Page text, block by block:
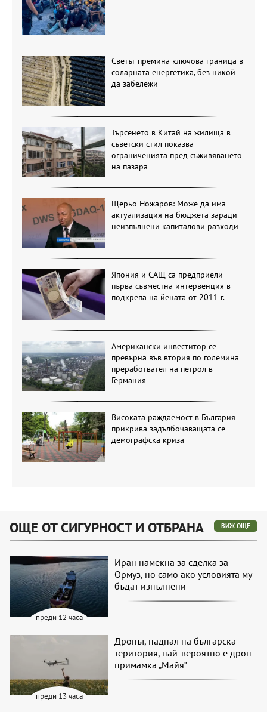
Светът премина ключова граница в
соларната енергетика, без никой
да забележи
Търсенето в Китай на жилища в
съветски стил показва
ограниченията пред съживяването
на пазара
Щерьо Ножаров: Може да има
актуализация на бюджета заради
неизпълнени капиталови разходи
Япония и САЩ са предприели
първа съвместна интервенция в
подкрепа на йената от 2011 г.
Американски инвеститор се
превърна във втория по големина
преработвател на петрол в
Германия
Високата раждаемост в България
прикрива задълбочаващата се
демографска криза
ОЩЕ ОТ СИГУРНОСТ И ОТБРАНА ВИЖ ОЩЕ
преди 12 часа
Иран намекна за сделка за
Ормуз, но само ако условията му
бъдат изпълнени
преди 13 часа
Дронът, паднал на българска
територия, най-вероятно е дрон-
примамка „Майя“